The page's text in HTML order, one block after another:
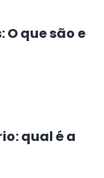
que são e
qual é a